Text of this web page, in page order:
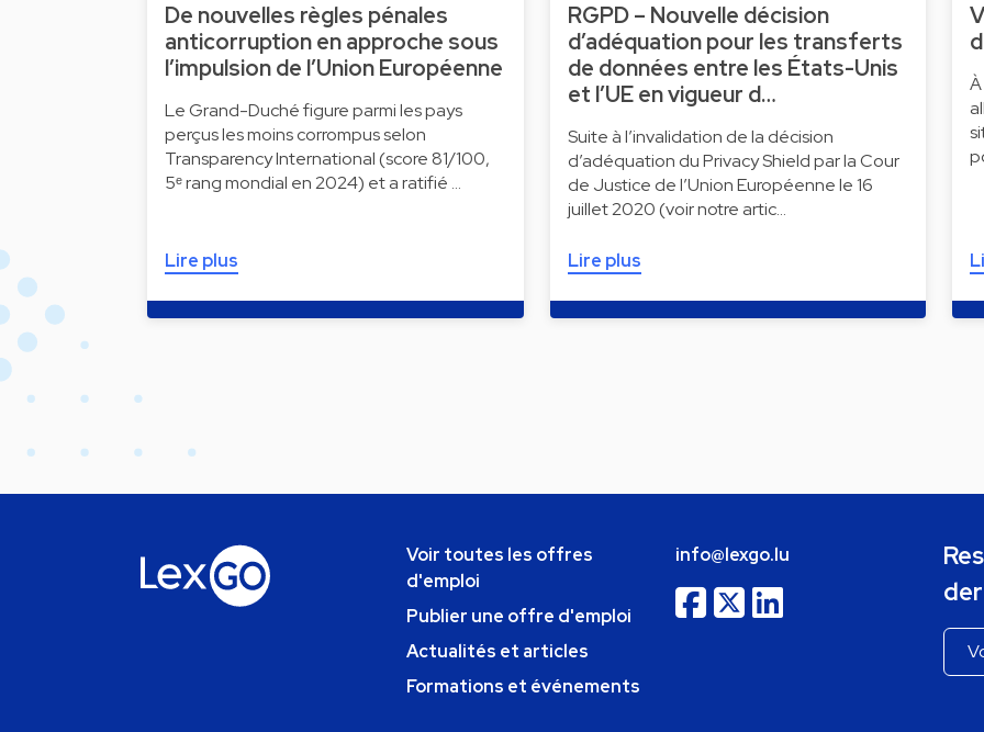
De nouvelles règles pénales
anticorruption en approche sous
l’impulsion de l’Union Européenne
Le Grand-Duché figure parmi les pays
perçus les moins corrompus selon
Transparency International (score 81/100,
5ᵉ rang mondial en 2024) et a ratifié …
Lire plus
RGPD – Nouvelle décision
d’adéquation pour les transferts
de données entre les États-Unis
et l’UE en vigueur d…
Suite à l’invalidation de la décision
d’adéquation du Privacy Shield par la Cour
de Justice de l’Union Européenne le 16
juillet 2020 (voir notre artic…
Lire plus
Voir toutes les offres
d'emploi
Publier une offre d'emploi
Actualités et articles
Formations et événements
info@lexgo.lu